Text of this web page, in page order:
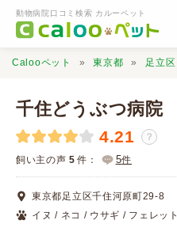
動物病院口コミ検索 カルーペット
動物病院検索
口コミ検索
Calooペット 東京都 足立区
千住どうぶつ病院
4.21 ？
飼い主の声 5 件： 5件
東京都足立区千住河原町29-8
イヌ / ネコ / ウサギ / フェレット